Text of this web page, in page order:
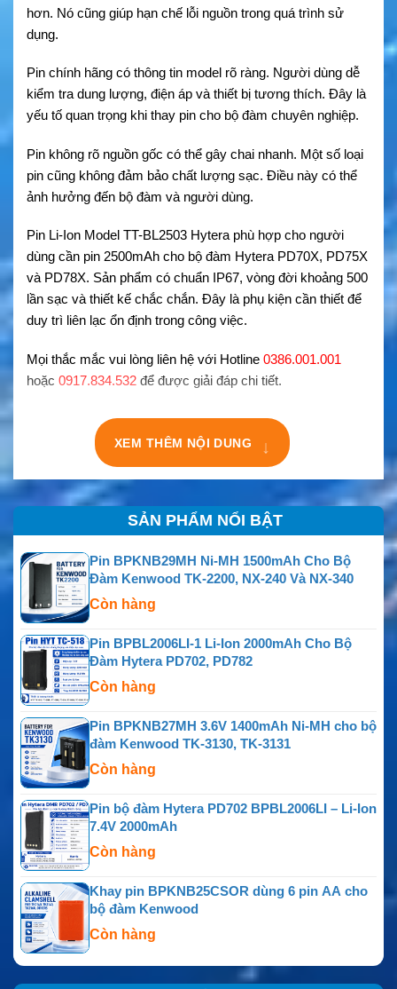
hơn. Nó cũng giúp hạn chế lỗi nguồn trong quá trình sử
dụng.
Pin chính hãng có thông tin model rõ ràng. Người dùng dễ
kiểm tra dung lượng, điện áp và thiết bị tương thích. Đây là
yếu tố quan trọng khi thay pin cho bộ đàm chuyên nghiệp.
Pin không rõ nguồn gốc có thể gây chai nhanh. Một số loại
pin cũng không đảm bảo chất lượng sạc. Điều này có thể
ảnh hưởng đến bộ đàm và người dùng.
Pin Li-Ion Model TT-BL2503 Hytera phù hợp cho người
dùng cần pin 2500mAh cho bộ đàm Hytera PD70X, PD75X
và PD78X. Sản phẩm có chuẩn IP67, vòng đời khoảng 500
lần sạc và thiết kế chắc chắn. Đây là phụ kiện cần thiết để
duy trì liên lạc ổn định trong công việc.
Mọi thắc mắc vui lòng liên hệ với Hotline 0386.001.001
hoặc 0917.834.532 để được giải đáp chi tiết.
XEM THÊM NỘI DUNG ↓
SẢN PHẨM NỔI BẬT
Pin BPKNB29MH Ni-MH 1500mAh Cho Bộ
Đàm Kenwood TK-2200, NX-240 Và NX-340
Còn hàng
Pin BPBL2006LI-1 Li-Ion 2000mAh Cho Bộ
Đàm Hytera PD702, PD782
Còn hàng
Pin BPKNB27MH 3.6V 1400mAh Ni-MH cho bộ
đàm Kenwood TK-3130, TK-3131
Còn hàng
Pin bộ đàm Hytera PD702 BPBL2006LI – Li-Ion
7.4V 2000mAh
Còn hàng
Khay pin BPKNB25CSOR dùng 6 pin AA cho
bộ đàm Kenwood
Còn hàng